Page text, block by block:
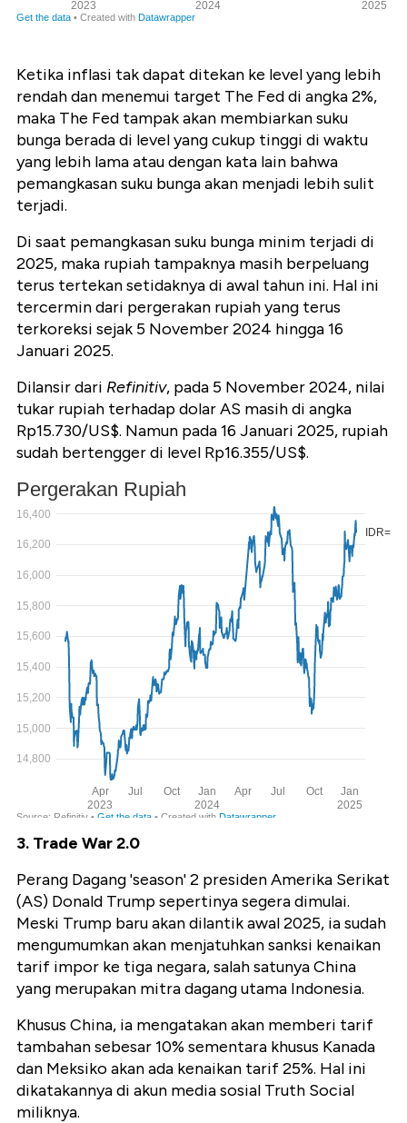
Ketika inflasi tak dapat ditekan ke level yang lebih
rendah dan menemui target The Fed di angka 2%,
maka The Fed tampak akan membiarkan suku
bunga berada di level yang cukup tinggi di waktu
yang lebih lama atau dengan kata lain bahwa
pemangkasan suku bunga akan menjadi lebih sulit
terjadi.
Di saat pemangkasan suku bunga minim terjadi di
2025, maka rupiah tampaknya masih berpeluang
terus tertekan setidaknya di awal tahun ini. Hal ini
tercermin dari pergerakan rupiah yang terus
terkoreksi sejak 5 November 2024 hingga 16
Januari 2025.
Dilansir dari Refinitiv, pada 5 November 2024, nilai
tukar rupiah terhadap dolar AS masih di angka
Rp15.730/US$. Namun pada 16 Januari 2025, rupiah
sudah bertengger di level Rp16.355/US$.
3. Trade War 2.0
Perang Dagang 'season' 2 presiden Amerika Serikat
(AS) Donald Trump sepertinya segera dimulai.
Meski Trump baru akan dilantik awal 2025, ia sudah
mengumumkan akan menjatuhkan sanksi kenaikan
tarif impor ke tiga negara, salah satunya China
yang merupakan mitra dagang utama Indonesia.
Khusus China, ia mengatakan akan memberi tarif
tambahan sebesar 10% sementara khusus Kanada
dan Meksiko akan ada kenaikan tarif 25%. Hal ini
dikatakannya di akun media sosial Truth Social
miliknya.